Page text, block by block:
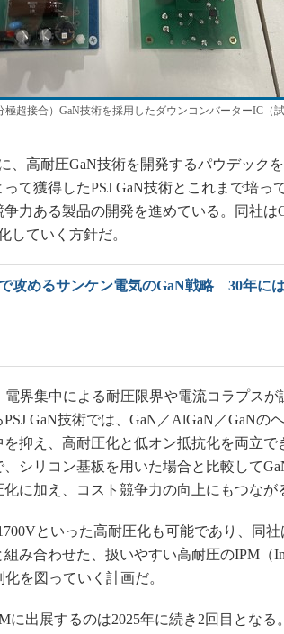
極超接合）GaN技術を採用したダウンコンバーターIC（
、高耐圧GaN技術を開発するパウデック
て獲得したPSJ GaN技術とこれまで培っ
力ある製品の開発を進めている。同社は
していく方針だ。
攻めるサンケン電気のGaN戦略 30年に
界集中による耐圧限界や電流コラプスが
GaN技術では、GaN／AlGaN／GaNの
抑え、高耐圧化と低オン抵抗化を両立で
シリコン基板を用いた場合と比較して
に加え、コスト競争力の向上にもつなが
といった高耐圧化も可能であり、同
み合わせた、扱いやすい高耐圧のIPM（
を図っていく計画だ。
出展するのは2025年に続き2回目となる